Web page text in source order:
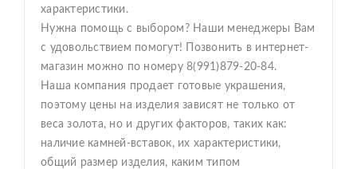
характеристики.
Нужна помощь с выбором? Наши менеджеры Вам
с удовольствием помогут! Позвонить в интернет-
магазин можно по номеру 8(991)879-20-84.
Наша компания продает готовые украшения,
поэтому цены на изделия зависят не только от
веса золота, но и других факторов, таких как:
наличие камней-вставок, их характеристики,
общий размер изделия, каким типом